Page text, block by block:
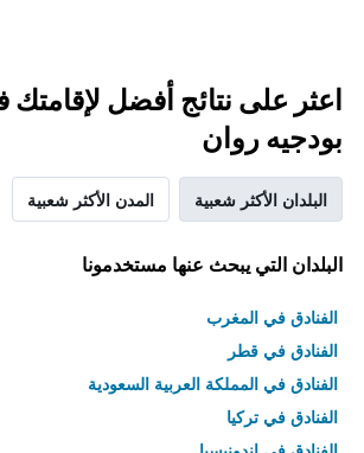
اعثر على نتائج أفضل
بودجيه روان
البلدان الأكثر شعبية المدن الأكثر شعبية
البلدان التي يبحث عنها مستخدمونا
الفنادق في المغرب
الفنادق في قطر
الفنادق في المملكة العربية السعودية
الفنادق في تركيا